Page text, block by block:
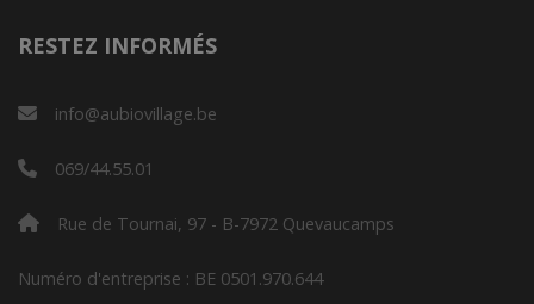
RESTEZ INFORMÉS
info@aubiovillage.be
069/44.55.01
Rue de Tournai, 97 - B-7972 Quevaucamps
Numéro d'entreprise : BE 0501.970.644